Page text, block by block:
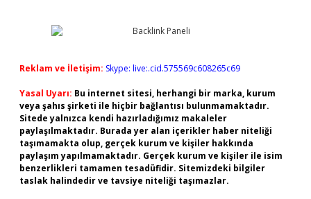
Reklam ve İletişim: Skype: live:.cid.575569c608265c69
Yasal Uyarı: Bu internet sitesi, herhangi bir marka, kurum
veya şahıs şirketi ile hiçbir bağlantısı bulunmamaktadır.
Sitede yalnızca kendi hazırladığımız makaleler
paylaşılmaktadır. Burada yer alan içerikler haber niteliği
taşımamakta olup, gerçek kurum ve kişiler hakkında
paylaşım yapılmamaktadır. Gerçek kurum ve kişiler ile isim
benzerlikleri tamamen tesadüfidir. Sitemizdeki bilgiler
taslak halindedir ve tavsiye niteliği taşımazlar.